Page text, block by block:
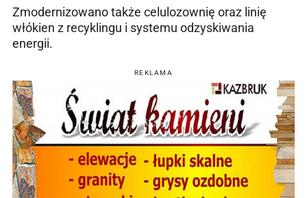
Zmodernizowano także celulozownię oraz linię
włókien z recyklingu i systemu odzyskiwania
energii.
REKLAMA